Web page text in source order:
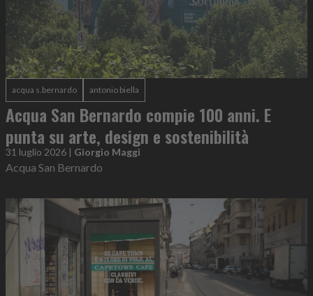
acqua s.bernardo antonio biella
Acqua San Bernardo compie 100 anni. E
punta su arte, design e sostenibilità
31 luglio 2026 | Giorgio Maggi
Acqua San Bernardo